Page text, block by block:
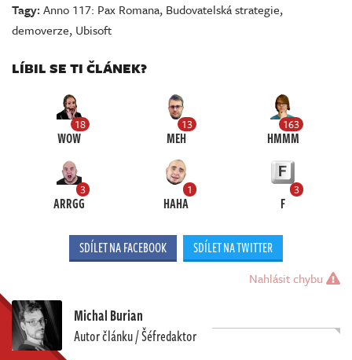
Tagy:Anno 117: Pax Romana, Budovatelská strategie,
demoverze, Ubisoft
LÍBIL SE TI ČLÁNEK?
18
WOW
13
MEH
163
HMMM
3
ARRGG
1
HAHA
3
F
SDÍLET NA FACEBOOK SDÍLET NA TWITTER
Nahlásit chybu
Michal Burian
Autor článku / Šéfredaktor